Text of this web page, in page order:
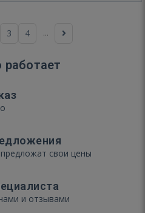
3 4 ...
работает
свои цены
и отзывами